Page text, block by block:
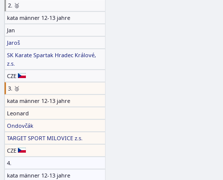
2. 🥈
kata männer 12-13 jahre
Jan
Jaroš
SK Karate Spartak Hradec Králové,
z.s.
CZE
3. 🥉
kata männer 12-13 jahre
Leonard
Ondovčák
TARGET SPORT MILOVICE z.s.
CZE
4.
kata männer 12-13 jahre